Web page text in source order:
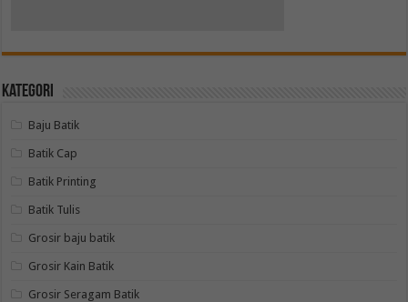
Kategori
Baju Batik
Batik Cap
Batik Printing
Batik Tulis
Grosir baju batik
Grosir Kain Batik
Grosir Seragam Batik